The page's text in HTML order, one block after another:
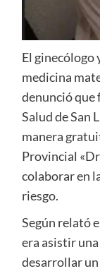
El ginecólogo
medicina
denunció que
Salud de San
manera
Provincial
colaborar en
riesgo.
Según relató
era asistir
desarrollar